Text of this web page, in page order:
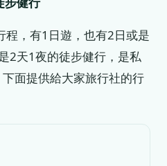
程，有1日遊，也有2日或是
2天1夜的徒步健行，是私
面提供給大家旅行社的行